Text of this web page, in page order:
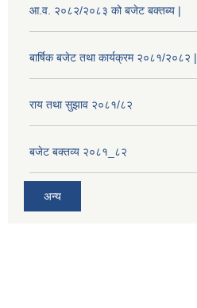
आ.व. २०८२/२०८३ को बजेट बक्तब्य |
बार्षिक बजेट तथा कार्यक्रम २०८१/२०८२ |
राय तथा सुझाव २०८१/८२
बजेट बक्तव्य २०८१_८२
अन्य